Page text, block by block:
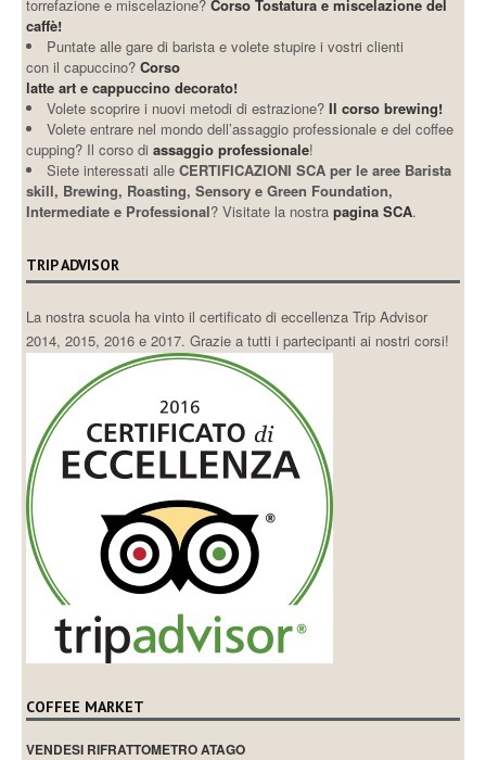
torrefazione e miscelazione?Corso Tostatura e miscelazione del
caffè!
Puntate alle gare di barista e volete stupire i vostri clienti
con il capuccino?Corso
latte art e cappuccino decorato!
Volete scoprire i nuovi metodi di estrazione?Il corso brewing!
Volete entrare nel mondo dell’assaggio professionale e del coffee
cupping? Il corso diassaggio professionale!
Siete interessati alleCERTIFICAZIONI SCA per le aree Barista
skill, Brewing, Roasting, Sensory e Green Foundation,
Intermediate e Professional? Visitate la nostrapagina SCA.
TRIP ADVISOR
La nostra scuola ha vinto il certificato di eccellenza Trip Advisor
2014, 2015, 2016 e 2017. Grazie a tutti i partecipanti ai nostri corsi!
COFFEE MARKET
VENDESI RIFRATTOMETRO ATAGO